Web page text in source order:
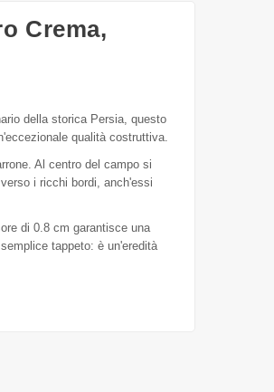
Crema,
della storica Persia, questo
qualità costruttiva.
Al centro del campo si
i ricchi bordi, anch'essi
di 0.8 cm garantisce una
tappeto: è un'eredità